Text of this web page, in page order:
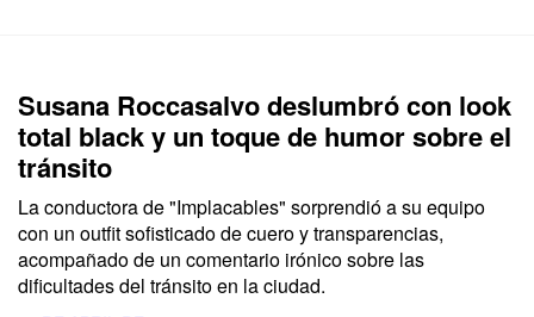
Susana Roccasalvo deslumbró con look
total black y un toque de humor sobre el
tránsito
La conductora de "Implacables" sorprendió a su equipo
con un outfit sofisticado de cuero y transparencias,
acompañado de un comentario irónico sobre las
dificultades del tránsito en la ciudad.